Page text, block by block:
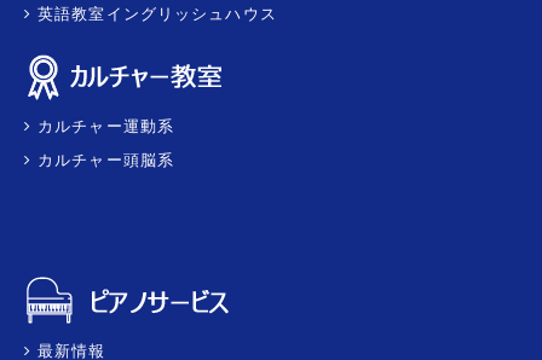
英語教室イングリッシュハウス
カルチャー運動系
カルチャー頭脳系
最新情報